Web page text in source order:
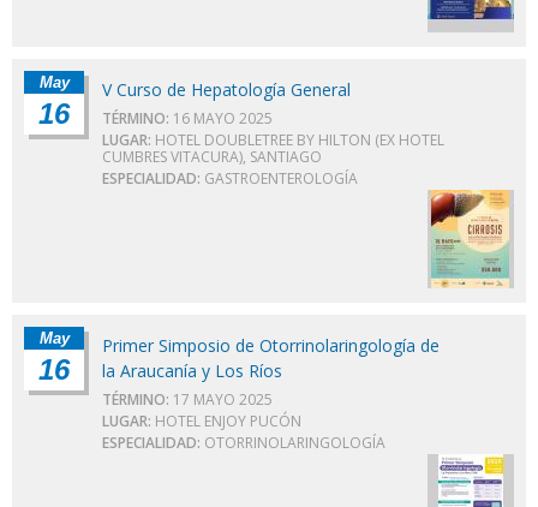
May
16
V Curso de Hepatología General
TÉRMINO: 16 MAYO 2025
LUGAR: HOTEL DOUBLETREE BY HILTON (EX HOTEL
CUMBRES VITACURA), SANTIAGO
ESPECIALIDAD: GASTROENTEROLOGÍA
May
16
Primer Simposio de Otorrinolaringología de
la Araucanía y Los Ríos
TÉRMINO: 17 MAYO 2025
LUGAR: HOTEL ENJOY PUCÓN
ESPECIALIDAD: OTORRINOLARINGOLOGÍA